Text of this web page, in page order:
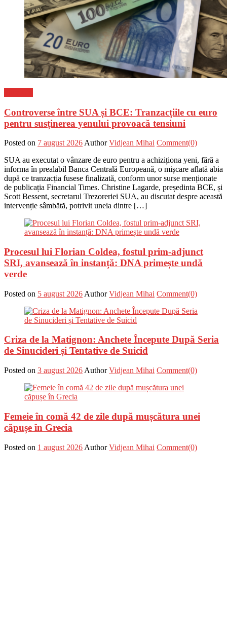
Controverse între SUA și BCE: Tranzacțiile cu euro
pentru susținerea yenului provoacă tensiuni
Posted on 7 august 2026 Author Vidjean Mihai Comment(0)
SUA au executat o vânzare de euro pentru a achiziționa yeni, fără a
informa în prealabil Banca Centrală Europeană, o mișcare aflată abia
după ce tranzacția fusese finalizată, conform unor surse menționate
de publicația Financial Times. Christine Lagarde, președinta BCE, și
Scott Bessent, secretarul Trezoreriei SUA, au discutat despre această
intervenție sâmbătă, potrivit uneia dintre […]
Procesul lui Florian Coldea, fostul prim-adjunct
SRI, avansează în instanță: DNA primește undă
verde
Posted on 5 august 2026 Author Vidjean Mihai Comment(0)
Criza de la Matignon: Anchete Începute După Seria
de Sinucideri și Tentative de Suicid
Posted on 3 august 2026 Author Vidjean Mihai Comment(0)
Femeie în comă 42 de zile după mușcătura unei
căpușe în Grecia
Posted on 1 august 2026 Author Vidjean Mihai Comment(0)